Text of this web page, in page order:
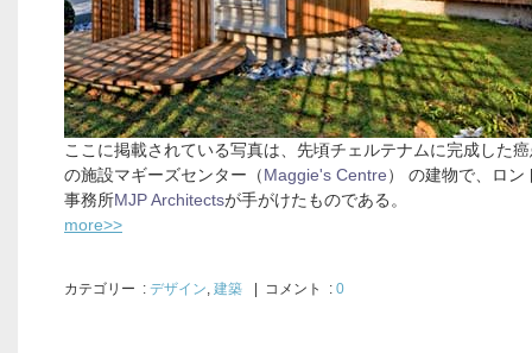
ここに掲載されている写真は、先頃チェルテナムに完成した
の施設マギーズセンター（Maggie's Centre） の建物で、ロン
事務所MJP Architectsが手がけたものである。
more>>
カテゴリー : デザイン, 建築 | コメント : 0